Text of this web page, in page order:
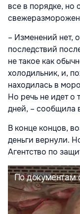
все в порядке, но
– Изменений нет,
последствий
не такое как
холодильник, и,
находилась в
Но речь не идет о
дней, – сообщила
В конце концов,
деньги вернули.
Агентство по